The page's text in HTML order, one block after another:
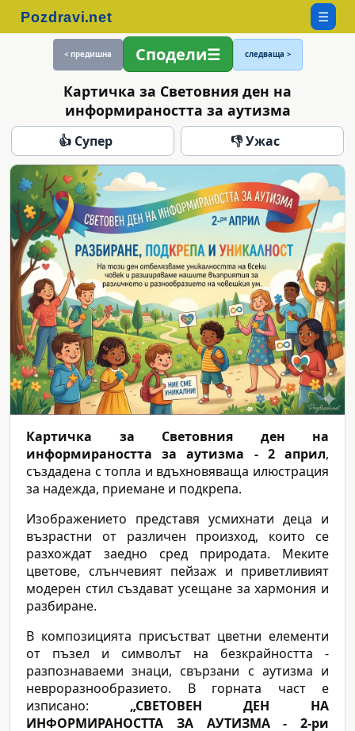
☰
< предишна Сподели следваща >
Картичка за Световния ден на
информираността за аутизма
👍 Супер 👎 Ужас
Картичка за Световния ден на
информираността за аутизма - 2 април,
създадена с топла и вдъхновяваща илюстрация
за надежда, приемане и подкрепа.
Изображението представя усмихнати деца и
възрастни от различен произход, които се
разхождат заедно сред природата. Меките
цветове, слънчевият пейзаж и приветливият
модерен стил създават усещане за хармония и
разбиране.
В композицията присъстват цветни елементи
от пъзел и символът на безкрайността -
разпознаваеми знаци, свързани с аутизма и
невроразнообразието. В горната част е
изписано: „СВЕТОВЕН ДЕН НА
ИНФОРМИРАНОСТТА ЗА АУТИЗМА - 2-ри